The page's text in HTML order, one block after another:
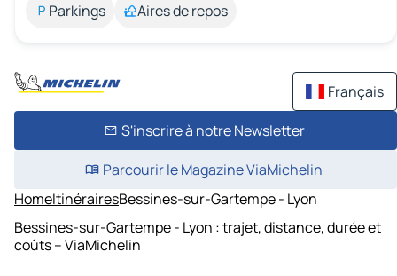
Parkings
Aires de repos
Français
S'inscrire à notre Newsletter
Parcourir le Magazine ViaMichelin
HomeItinérairesBessines-sur-Gartempe - Lyon
Bessines-sur-Gartempe - Lyon : trajet, distance, durée et
coûts – ViaMichelin